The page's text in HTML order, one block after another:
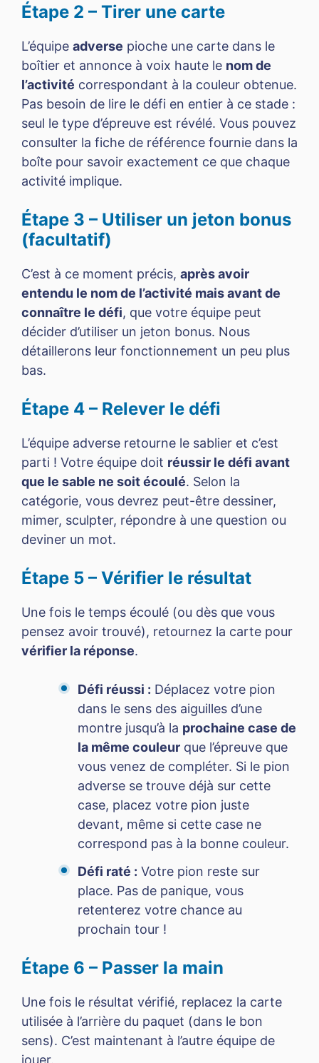
Étape 2 – Tirer une carte
L’équipe adverse pioche une carte dans le
boîtier et annonce à voix haute le nom de
l’activité correspondant à la couleur obtenue.
Pas besoin de lire le défi en entier à ce stade :
seul le type d’épreuve est révélé. Vous pouvez
consulter la fiche de référence fournie dans la
boîte pour savoir exactement ce que chaque
activité implique.
Étape 3 – Utiliser un jeton bonus
(facultatif)
C’est à ce moment précis, après avoir
entendu le nom de l’activité mais avant de
connaître le défi, que votre équipe peut
décider d’utiliser un jeton bonus. Nous
détaillerons leur fonctionnement un peu plus
bas.
Étape 4 – Relever le défi
L’équipe adverse retourne le sablier et c’est
parti ! Votre équipe doit réussir le défi avant
que le sable ne soit écoulé. Selon la
catégorie, vous devrez peut-être dessiner,
mimer, sculpter, répondre à une question ou
deviner un mot.
Étape 5 – Vérifier le résultat
Une fois le temps écoulé (ou dès que vous
pensez avoir trouvé), retournez la carte pour
vérifier la réponse.
Défi réussi : Déplacez votre pion
dans le sens des aiguilles d’une
montre jusqu’à la prochaine case de
la même couleur que l’épreuve que
vous venez de compléter. Si le pion
adverse se trouve déjà sur cette
case, placez votre pion juste
devant, même si cette case ne
correspond pas à la bonne couleur.
Défi raté : Votre pion reste sur
place. Pas de panique, vous
retenterez votre chance au
prochain tour !
Étape 6 – Passer la main
Une fois le résultat vérifié, replacez la carte
utilisée à l’arrière du paquet (dans le bon
sens). C’est maintenant à l’autre équipe de
jouer.